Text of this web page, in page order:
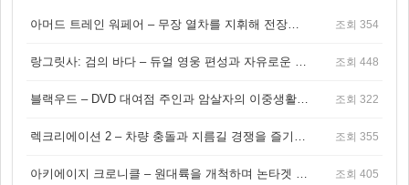
아머드 트레인 워페어 – 무장 열차를 지휘해 전장을 돌파하는 생존 전투 게임 조회 354
랑그릿사: 검의 바다 – 듀얼 영웅 편성과 자유로운 탐험을 결합한 판타지 전략 RPG 조회 448
블랙우드 – DVD 대여점 주인과 암살자의 이중생활을 그린 3인칭 액션 스릴러 게임 조회 322
렉크리에이션 2 – 차량 충돌과 지름길 경쟁을 즐기는 오픈월드 아케이드 레이싱 게임 조회 355
아키에이지 크로니클 – 원대륙을 개척하며 논타겟 전투를 즐기는 오픈월드 MMORPG 조회 405